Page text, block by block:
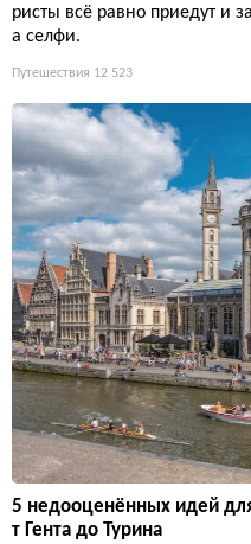
ристы всё равно приедут и
а селфи.
Путешествия 12 523
5 недооценённых идей
т Гента до Турина